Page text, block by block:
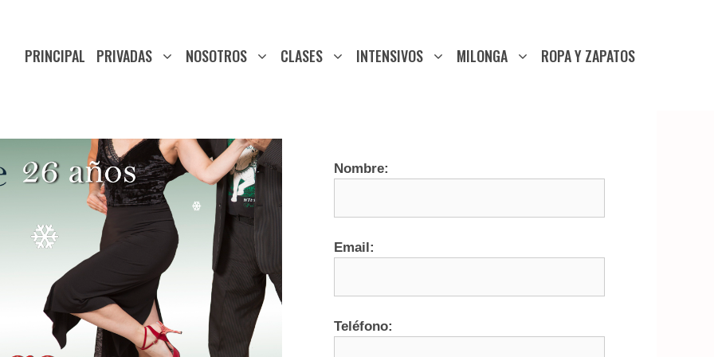
PRINCIPAL PRIVADAS NOSOTROS CLASES INTENSIVOS MILONGA ROPA Y ZAPATOS
Nombre:
Email:
Teléfono: